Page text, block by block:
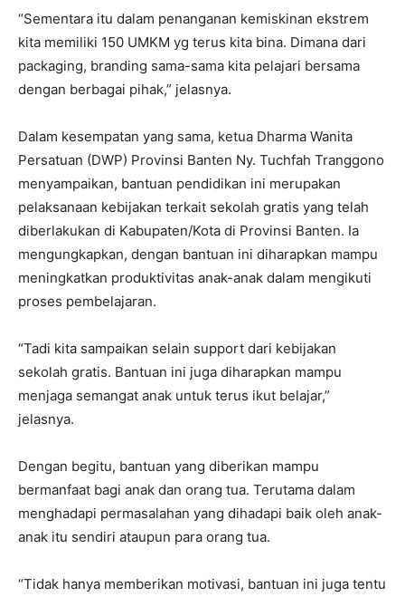
“Sementara itu dalam penanganan kemiskinan ekstrem
kita memiliki 150 UMKM yg terus kita bina. Dimana dari
packaging, branding sama-sama kita pelajari bersama
dengan berbagai pihak,” jelasnya.
Dalam kesempatan yang sama, ketua Dharma Wanita
Persatuan (DWP) Provinsi Banten Ny. Tuchfah Tranggono
menyampaikan, bantuan pendidikan ini merupakan
pelaksanaan kebijakan terkait sekolah gratis yang telah
diberlakukan di Kabupaten/Kota di Provinsi Banten. Ia
mengungkapkan, dengan bantuan ini diharapkan mampu
meningkatkan produktivitas anak-anak dalam mengikuti
proses pembelajaran.
“Tadi kita sampaikan selain support dari kebijakan
sekolah gratis. Bantuan ini juga diharapkan mampu
menjaga semangat anak untuk terus ikut belajar,”
jelasnya.
Dengan begitu, bantuan yang diberikan mampu
bermanfaat bagi anak dan orang tua. Terutama dalam
menghadapi permasalahan yang dihadapi baik oleh anak-
anak itu sendiri ataupun para orang tua.
“Tidak hanya memberikan motivasi, bantuan ini juga tentu